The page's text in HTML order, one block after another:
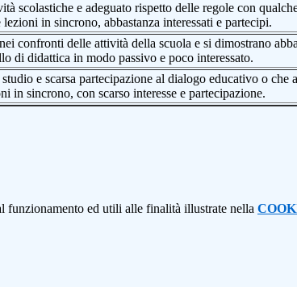
scolastiche e adeguato rispetto delle regole con
in sincrono, abbastanza interessati e partecipi.
confronti delle attività della scuola e si dimostrano
di didattica in modo passivo e poco interessato.
e scarsa partecipazione al dialogo educativo o
in sincrono, con scarso interesse e partecipazione.
funzionamento ed utili alle finalità illustrate nella